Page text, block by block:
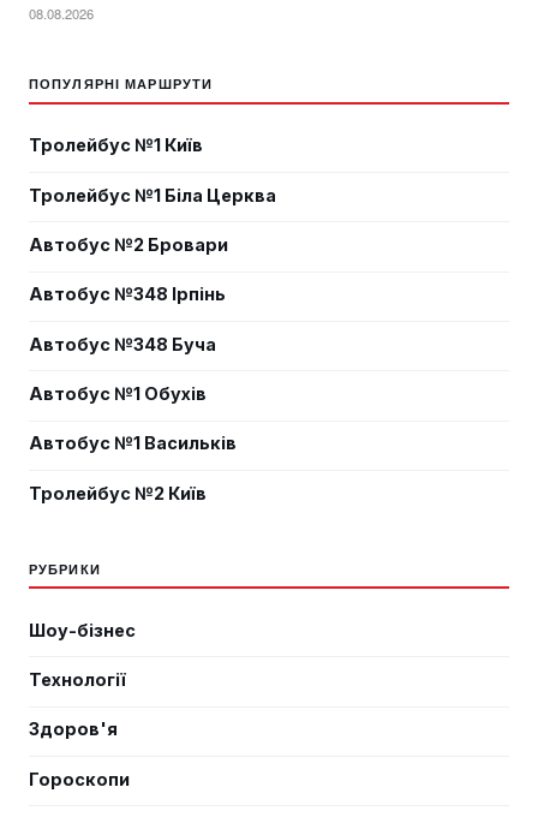
08.08.2026
ПОПУЛЯРНІ МАРШРУТИ
Тролейбус №1 Київ
Тролейбус №1 Біла Церква
Автобус №2 Бровари
Автобус №348 Ірпінь
Автобус №348 Буча
Автобус №1 Обухів
Автобус №1 Васильків
Тролейбус №2 Київ
РУБРИКИ
Шоу-бізнес
Технології
Здоров'я
Гороскопи